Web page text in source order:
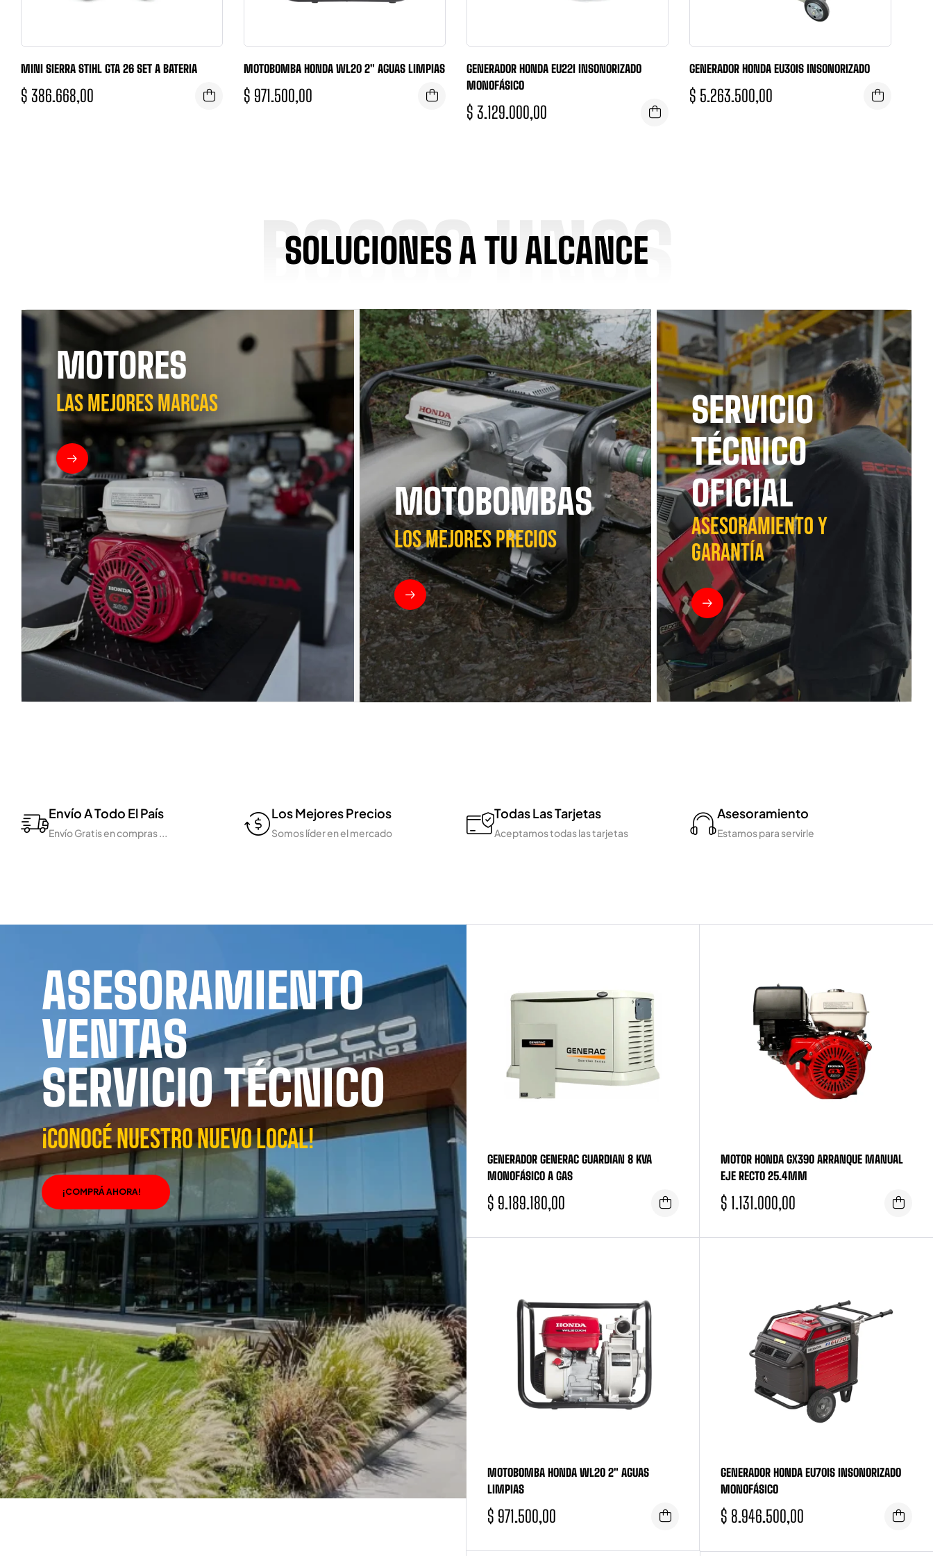
MINI SIERRA STIHL GTA 26 SET A BATERIA
$ 386.668,00
MOTOBOMBA HONDA WL20 2″ AGUAS LIMPIAS
$ 971.500,00
GENERADOR HONDA EU22I INSONORIZADO
MONOFÁSICO
$ 3.129.000,00
GENERADOR HONDA EU30IS INSONORIZADO
$ 5.263.500,00
BOCCO HNOS
SOLUCIONES A TU ALCANCE
MOTORES
LAS MEJORES MARCAS
MOTOBOMBAS
LOS MEJORES PRECIOS
SERVICIO
TÉCNICO
OFICIAL
ASESORAMIENTO Y
GARANTÍA
Envío A Todo El País
Envío Gratis en compras ...
Los Mejores Precios
Somos líder en el mercado
Todas Las Tarjetas
Aceptamos todas las tarjetas
Asesoramiento
Estamos para servirle
ASESORAMIENTO
VENTAS
SERVICIO TÉCNICO
¡CONOCÉ NUESTRO NUEVO LOCAL!
¡COMPRÁ AHORA!
GENERADOR GENERAC GUARDIAN 8 KVA
MONOFÁSICO A GAS
$ 9.189.180,00
MOTOR HONDA GX390 ARRANQUE MANUAL
EJE RECTO 25.4MM
$ 1.131.000,00
MOTOBOMBA HONDA WL20 2″ AGUAS
LIMPIAS
$ 971.500,00
GENERADOR HONDA EU70IS INSONORIZADO
MONOFÁSICO
$ 8.946.500,00